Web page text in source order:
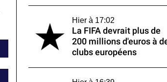
Hier à 17:02
La FIFA devrait plus de
200 millions d'euros à
clubs européens